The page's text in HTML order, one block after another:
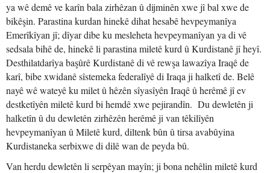
ya wê demê ve karîn bala zirhêzan û dijminên xwe jî bal xwe de
bikêşin. Parastina kurdan hinekê dihat hesabê hevpeymanîya
Emerîkîyan jî; dîyar dibe ku mesleheta hevpeymanîyan ya di vê
sedsala bihê de, hinekê li parastina miletê kurd û Kurdistanê jî heyî.
Desthilatdarîya başûrê Kurdistanê di vê rewşa lawazîya Iraqê de
karî, bibe xwidanê sîstemeka federalîyê di Iraqa ji halketî de. Belê
nayê wê wateyê ku milet û hêzên sîyasîyên Iraqê û herêmê jî ev
destketîyên miletê kurd bi hemdê xwe pejirandîn. Du dewletên ji
halketîn û du dewletên zirhêzên herêmê ji van têkilîyên
hevpeymanîyan û Miletê kurd, diltenk bûn û tirsa avabûyina
Kurdistaneka serbixwe di dilê wan de peyda bû.
Van herdu dewletên li serpêyan mayîn; ji bona nehêlin miletê kurd